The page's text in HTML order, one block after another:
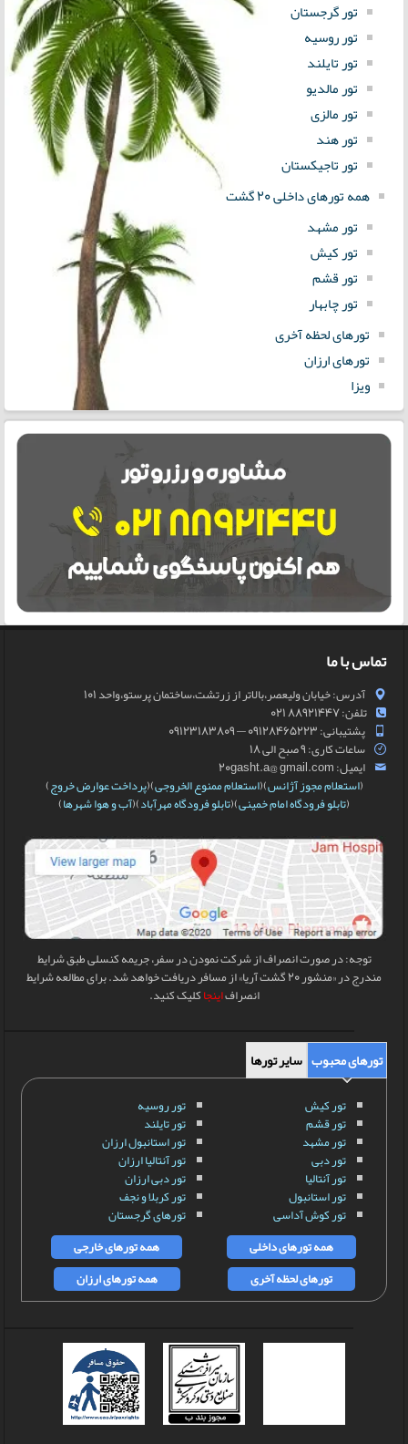
تور گرجستان
تور روسیه
تور تایلند
تور مالدیو
تور مالزی
تور هند
تور تاجیکستان
همه تورهای داخلی 20 گشت
تور مشهد
تور کیش
تور قشم
تور چابهار
تورهای لحظه آخری
تورهای ارزان
ویزا
تماس با ما
آدرس: خیابان ولیعصر،بالاتر از زرتشت،ساختمان پرستو،واحد 101
تلفن: 88921447 021
پشتیبانی: 09128465223 — 09123183809
ساعات کاری: 9 صبح الی 18
ایمیل: 20gasht.a@ gmail.com
(استعلام مجوز آژانس)(استعلام ممنوع الخروجی)(پرداخت عوارض خروج)
(تابلو فرودگاه امام خمینی)(تابلو فرودگاه مهرآباد)(آب و هوا شهرها)
توجه: در صورت انصراف از شرکت نمودن در سفر، جریمه کنسلی طبق شرایط
مندرج در «منشور 20 گشت آریا» از مسافر دریافت خواهد شد. برای مطالعه شرایط
انصرافاینجاکلیک کنید.
تورهای محبوب سایر تورها
تور کیش
تور قشم
تور مشهد
تور دبی
تور آنتالیا
تور استانبول
تور کوش آداسی
تور روسیه
تور تایلند
تور استانبول ارزان
تور آنتالیا ارزان
تور دبی ارزان
تور کربلا و نجف
تورهای گرجستان
همه تورهای داخلی
همه تورهای خارجی
تورهای لحظه آخری
همه تورهای ارزان